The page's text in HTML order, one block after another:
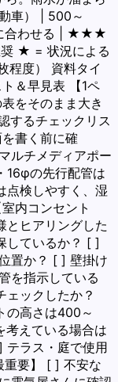
車） | 500～
合わせる | ★★★
★ = 状況による
程度） 資料タイ
＆早見表 【1ペ
をそのまま大き
するチェックリス
書く前に確
ルチメディアポー
16φの先行配管は
点検しやすく、湿
内コンセント
ヒアリングした
しているか？ [ ]
置か？ [ ] 壁掛け
を指示している
ックしたか？
の高さは400～
えている場合は
テラス・庭で使用
重要】 [ ] 不安な